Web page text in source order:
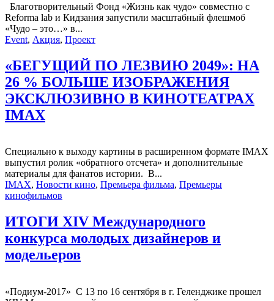
Благотворительный Фонд «Жизнь как чудо» совместно с
Reforma lab и Кидзания запустили масштабный флешмоб
«Чудо – это…» в...
Event, Акция, Проект
«БЕГУЩИЙ ПО ЛЕЗВИЮ 2049»: НА
26 % БОЛЬШЕ ИЗОБРАЖЕНИЯ
ЭКСКЛЮЗИВНО В КИНОТЕАТРАХ
IMAX
Специально к выходу картины в расширенном формате IMAX
выпустил ролик «обратного отсчета» и дополнительные
материалы для фанатов истории. В...
IMAX, Новости кино, Премьера фильма, Премьеры
кинофильмов
ИТОГИ XIV Международного
конкурса молодых дизайнеров и
модельеров
«Подиум-2017» С 13 по 16 сентября в г. Геленджике прошел